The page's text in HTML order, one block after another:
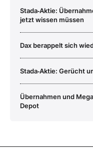
Stada‑Aktie:
jetzt wissen müssen
Dax berappelt sich
Stada‑Aktie: Gerücht
Übernahmen und
Depot